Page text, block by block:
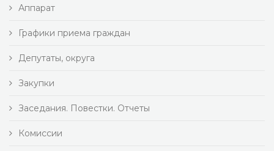
Аппарат
Графики приема граждан
Депутаты, округа
Закупки
Заседания. Повестки. Отчеты
Комиссии